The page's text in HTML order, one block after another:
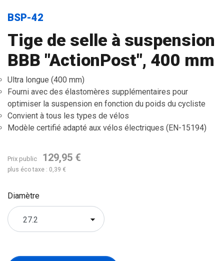
BSP-42
Tige de selle à suspension
BBB "ActionPost", 400 mm
Ultra longue (400 mm)
Fourni avec des élastomères supplémentaires pour
optimiser la suspension en fonction du poids du cycliste
Convient à tous les types de vélos
Modèle certifié adapté aux vélos électriques (EN-15194)
Prix public 129,95 €
plus éco taxe : 0,39 €
Diamètre